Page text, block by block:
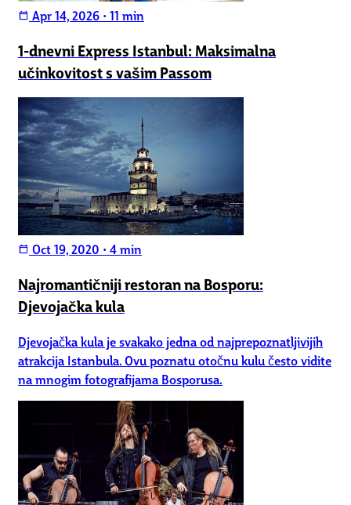
calendar_today Apr 14, 2026 • 11 min
1-dnevni Express Istanbul: Maksimalna
učinkovitost s vašim Passom
calendar_today Oct 19, 2020 • 4 min
Najromantičniji restoran na Bosporu:
Djevojačka kula
Djevojačka kula je svakako jedna od najprepoznatljivijih
atrakcija Istanbula. Ovu poznatu otočnu kulu često vidite
na mnogim fotografijama Bosporusa.